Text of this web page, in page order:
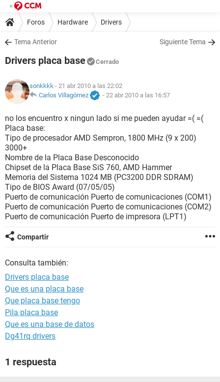
Foros Hardware Drivers
Tema Anterior Siguiente Tema
Drivers placa base Cerrado
sonkkkk - 21 abr 2010 a las 22:02
Carlos Villagómez
- 22 abr 2010 a las 16:57
no los encuentro x ningun lado si me pueden ayudar =( =(
Placa base:
Tipo de procesador AMD Sempron, 1800 MHz (9 x 200)
3000+
Nombre de la Placa Base Desconocido
Chipset de la Placa Base SiS 760, AMD Hammer
Memoria del Sistema 1024 MB (PC3200 DDR SDRAM)
Tipo de BIOS Award (07/05/05)
Puerto de comunicación Puerto de comunicaciones (COM1)
Puerto de comunicación Puerto de comunicaciones (COM2)
Puerto de comunicación Puerto de impresora (LPT1)
Compartir
Consulta también:
Drivers placa base
Que es una placa base
Que placa base tengo
Pila placa base
Que es una base de datos
Dg41rq drivers
1 respuesta